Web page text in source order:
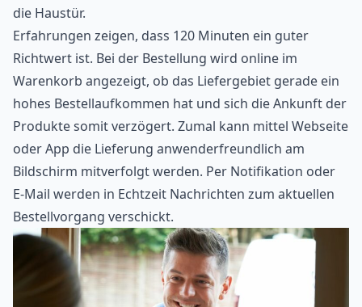
die Haustür.
Erfahrungen zeigen, dass 120 Minuten ein guter
Richtwert ist. Bei der Bestellung wird online im
Warenkorb angezeigt, ob das Liefergebiet gerade ein
hohes Bestellaufkommen hat und sich die Ankunft der
Produkte somit verzögert. Zumal kann mittel Webseite
oder App die Lieferung anwenderfreundlich am
Bildschirm mitverfolgt werden. Per Notifikation oder
E-Mail werden in Echtzeit Nachrichten zum aktuellen
Bestellvorgang verschickt.